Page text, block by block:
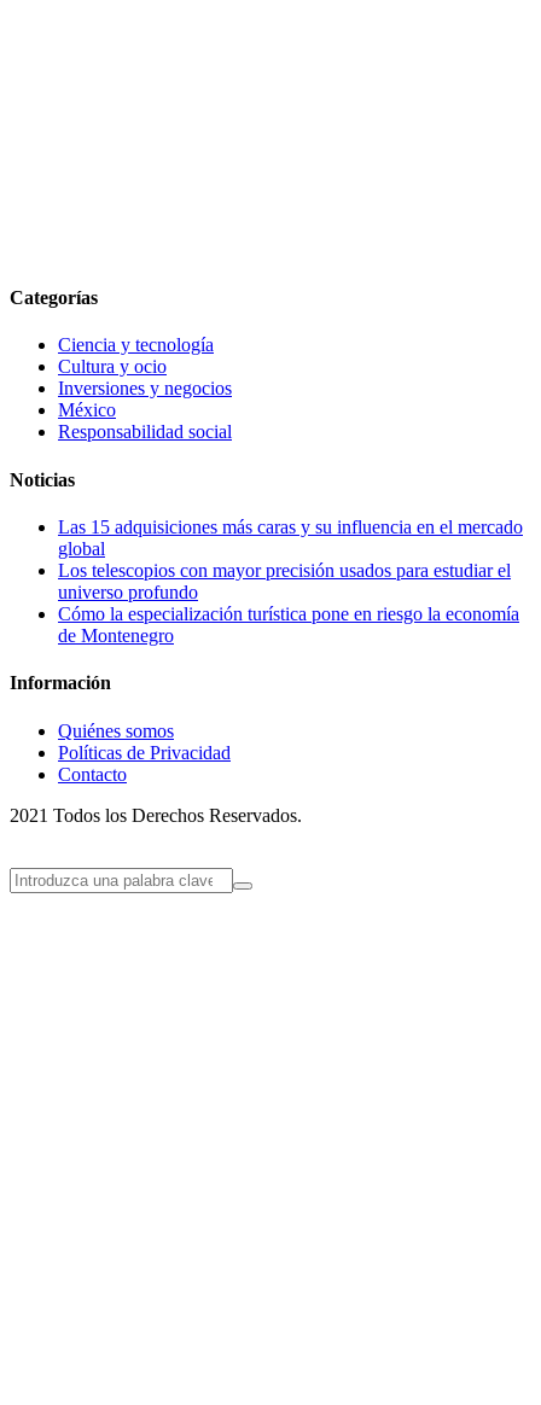
Categorías
Ciencia y tecnología
Cultura y ocio
Inversiones y negocios
México
Responsabilidad social
Noticias
Las 15 adquisiciones más caras y su influencia en el mercado
global
Los telescopios con mayor precisión usados para estudiar el
universo profundo
Cómo la especialización turística pone en riesgo la economía
de Montenegro
Información
Quiénes somos
Políticas de Privacidad
Contacto
2021 Todos los Derechos Reservados.